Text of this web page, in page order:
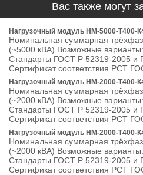
Вас также могут
Нагрузочный модуль НМ-5000-Т400-
Номинальная суммарная
(~5000 кВА) Возможные
Стандарты ГОСТ Р 52319-2005 и
Сертификат соответствия РСТ
Нагрузочный модуль НМ-2000-Т400-
Номинальная суммарная
(~2000 кВА) Возможные
Стандарты ГОСТ Р 52319-2005 и
Сертификат соответствия РСТ
Нагрузочный модуль НМ-2000-Т400-
Номинальная суммарная
(~2000 кВА) Возможные
Стандарты ГОСТ Р 52319-2005 и
Сертификат соответствия РСТ